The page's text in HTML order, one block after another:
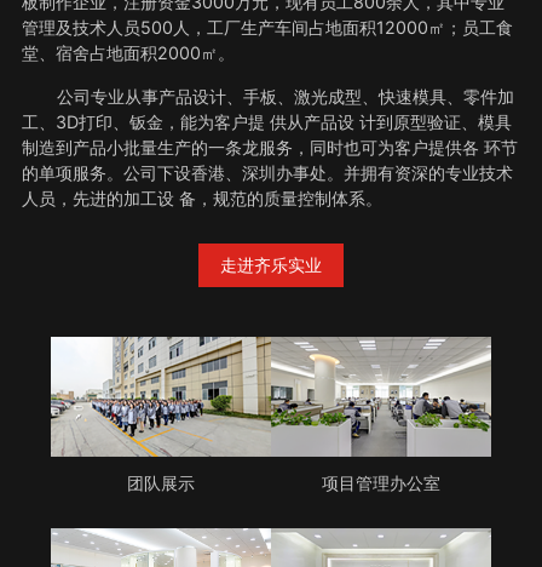
管理及技术人员500人，工厂生产车间占地面积12000㎡；员工食
堂、宿舍占地面积2000㎡。
公司专业从事产品设计、手板、激光成型、快速模具、零件加
工、3D打印、钣金，能为客户提 供从产品设 计到原型验证、模具
制造到产品小批量生产的一条龙服务，同时也可为客户提供各 环节
的单项服务。公司下设香港、深圳办事处。并拥有资深的专业技术
人员，先进的加工设 备，规范的质量控制体系。
走进齐乐实业
团队展示 项目管理办公室